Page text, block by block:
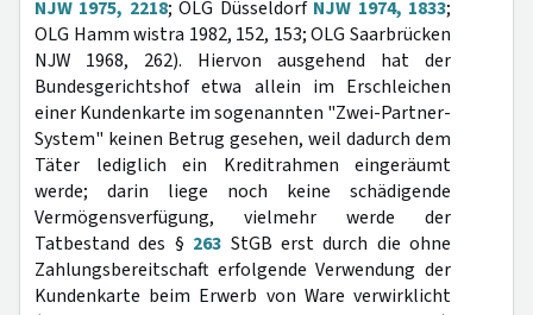
NJW 1975, 2218; OLG Düsseldorf NJW 1974, 1833;
OLG Hamm wistra 1982, 152, 153; OLG Saarbrücken
NJW 1968, 262). Hiervon ausgehend hat der
Bundesgerichtshof etwa allein im Erschleichen
einer Kundenkarte im sogenannten "Zwei-Partner-
System" keinen Betrug gesehen, weil dadurch dem
Täter lediglich ein Kreditrahmen eingeräumt
werde; darin liege noch keine schädigende
Vermögensverfügung, vielmehr werde der
Tatbestand des § 263 StGB erst durch die ohne
Zahlungsbereitschaft erfolgende Verwendung der
Kundenkarte beim Erwerb von Ware verwirklicht